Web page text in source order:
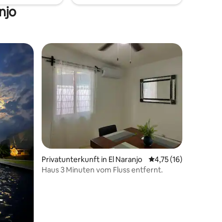
BewertungenPrivatunterkunft in El Naranjo Durchschnittliche
4,75 (16)
Haus 3 Minuten vom Fluss entfernt.